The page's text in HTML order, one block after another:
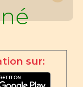
sur: